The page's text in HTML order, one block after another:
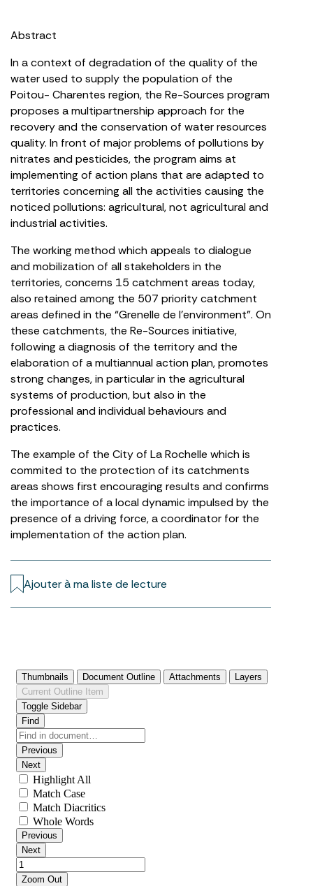
Abstract
In a context of degradation of the quality of the
water used to supply the population of the
Poitou- Charentes region, the Re-Sources program
proposes a multipartnership approach for the
recovery and the conservation of water resources
quality. In front of major problems of pollutions by
nitrates and pesticides, the program aims at
implementing of action plans that are adapted to
territories concerning all the activities causing the
noticed pollutions: agricultural, not agricultural and
industrial activities.
The working method which appeals to dialogue
and mobilization of all stakeholders in the
territories, concerns 15 catchment areas today,
also retained among the 507 priority catchment
areas defined in the “Grenelle de l’environment”. On
these catchments, the Re-Sources initiative,
following a diagnosis of the territory and the
elaboration of a multiannual action plan, promotes
strong changes, in particular in the agricultural
systems of production, but also in the
professional and individual behaviours and
practices.
The example of the City of La Rochelle which is
commited to the protection of its catchments
areas shows first encouraging results and confirms
the importance of a local dynamic impulsed by the
presence of a driving force, a coordinator for the
implementation of the action plan.
Ajouter à ma liste de lecture